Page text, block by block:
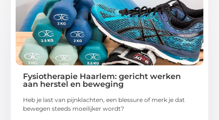
Fysiotherapie Haarlem: gericht werken
aan herstel en beweging
Heb je last van pijnklachten, een blessure of merk je dat
bewegen steeds moeilijker wordt?